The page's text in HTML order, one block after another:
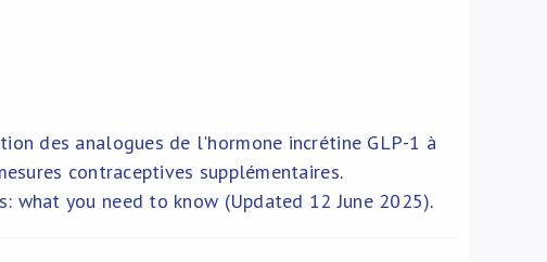
des analogues de l'hormone incrétine GLP-1 à
contraceptives supplémentaires.
what you need to know (Updated 12 June 2025).